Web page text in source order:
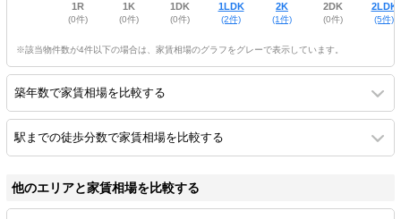
1R
(0件)
1K
(0件)
1DK
(0件)
1LDK
(2件)
2K
(1件)
2DK
(0件)
2LDK
(5件)
※該当物件数が4件以下の場合は、家賃相場のグラフをグレーで表示しています。
築年数で家賃相場を比較する
駅までの徒歩分数で家賃相場を比較する
他のエリアと家賃相場を比較する